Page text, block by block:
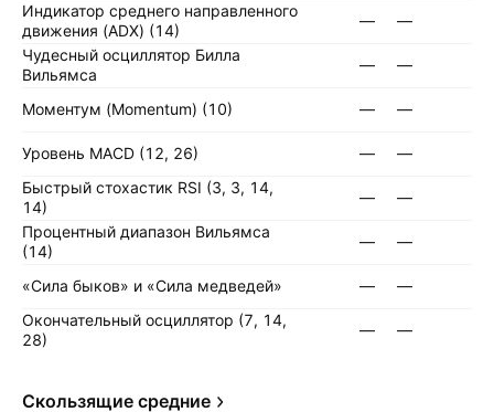
Индикатор среднего направленного
движения (ADX) (14)
—
—
Чудесный осциллятор Билла
Вильямса
— —
Моментум (Momentum) (10) — —
Уровень MACD (12, 26) —
—
Быстрый стохастик RSI (3, 3, 14,
14)
—
—
Процентный диапазон Вильямса
(14)
— —
«Сила быков» и «Сила медведей» —
—
Окончательный осциллятор (7, 14,
28)
— —
Скользящие средние